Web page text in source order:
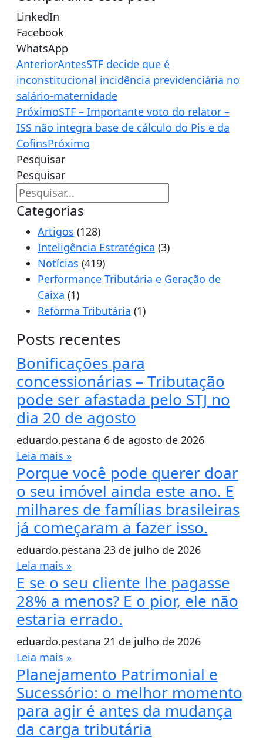
LinkedIn
Facebook
WhatsApp
AnteriorAntesSTF decide que é
inconstitucional incidência previdenciária no
salário-maternidade
PróximoSTF – Importante voto do relator –
ISS não integra base de cálculo do Pis e da
CofinsPróximo
Pesquisar
Pesquisar
Categorias
Artigos (128)
Inteligência Estratégica (3)
Notícias (419)
Performance Tributária e Geração de
Caixa (1)
Reforma Tributária (1)
Posts recentes
Bonificações para
concessionárias – Tributação
pode ser afastada pelo STJ no
dia 20 de agosto
eduardo.pestana 6 de agosto de 2026
Leia mais »
Porque você pode querer doar
o seu imóvel ainda este ano. E
milhares de famílias brasileiras
já começaram a fazer isso.
eduardo.pestana 23 de julho de 2026
Leia mais »
E se o seu cliente lhe pagasse
28% a menos? E o pior, ele não
estaria errado.
eduardo.pestana 21 de julho de 2026
Leia mais »
Planejamento Patrimonial e
Sucessório: o melhor momento
para agir é antes da mudança
da carga tributária